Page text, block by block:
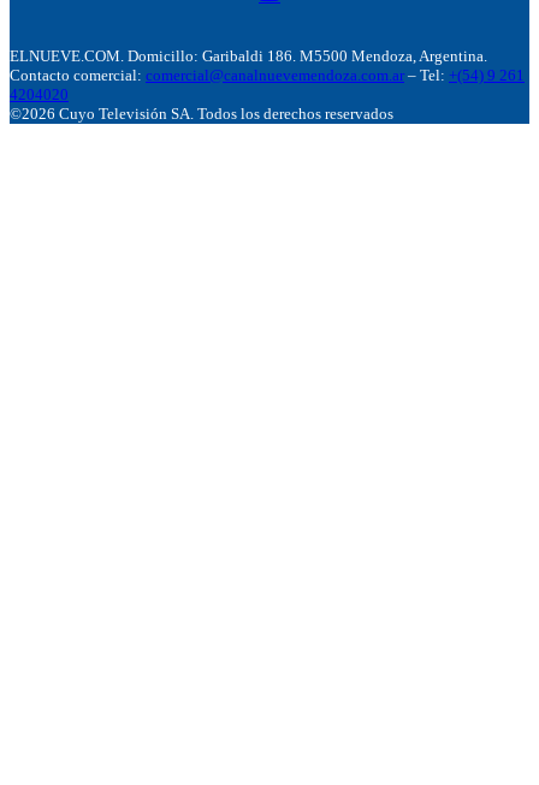
ELNUEVE.COM. Domicillo: Garibaldi 186. M5500 Mendoza, Argentina.
Contacto comercial: comercial@canalnuevemendoza.com.ar – Tel: +(54) 9 261
4204020
©2026 Cuyo Televisión SA. Todos los derechos reservados